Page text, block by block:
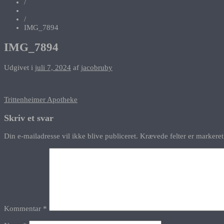
/
/
IMG_7894
IMG_7894
Udgivet i juli 7, 2024 af jacobruby
Indlægsnavigation
Trittenheimer Apotheke
Skriv et svar
Din e-mailadresse vil ikke blive publiceret. Krævede felter er
Kommentar *